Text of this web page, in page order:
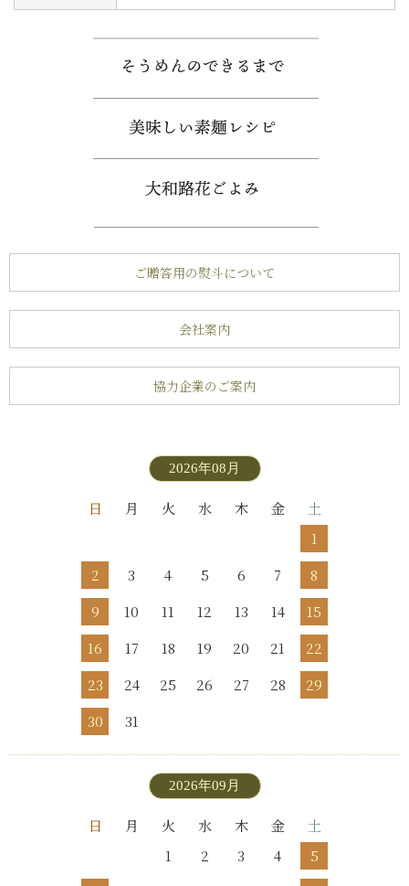
ご贈答用の熨斗について
会社案内
協力企業のご案内
2026年08月
日 月 火 水 木 金
土
1
2
3 4 5 6 7
8
9
10 11 12 13 14
15
16
17 18 19 20 21
22
23
24 25 26 27 28
29
30
31
2026年09月
日 月 火 水 木 金
土
1
2 3 4
5